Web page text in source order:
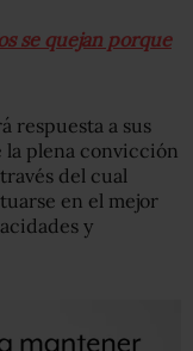
se quejan porque
respuesta a sus
la plena convicción
del cual
en el mejor
y